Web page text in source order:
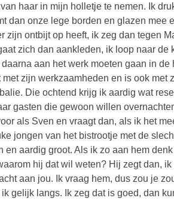
haar in mijn holletje te nemen. Ik
dan onze lege borden en glazen mee
zijn ontbijt op heeft, ik zeg dan tegen
zich dan aankleden, ik loop naar de
aan het werk moeten gaan in de
zijn werkzaamheden en is ook met
Die ochtend krijg ik aardig wat
gasten die gewoon willen
als Sven en vraagt dan, als ik het
jongen van het bistrootje met de
aardig groot. Als ik zo aan hem
hij dat wil weten? Hij zegt dan,
aan jou. Ik vraag hem, dus zou je
gelijk langs. Ik zeg dat is goed, dan